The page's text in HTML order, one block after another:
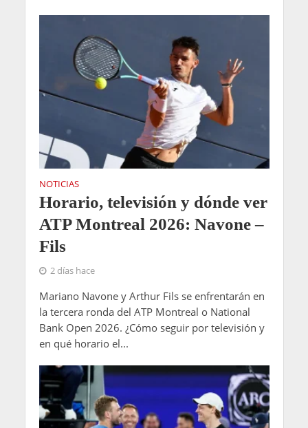
NOTICIAS
Horario, televisión y dónde ver
ATP Montreal 2026: Navone –
Fils
2 días hace
Mariano Navone y Arthur Fils se enfrentarán en
la tercera ronda del ATP Montreal o National
Bank Open 2026. ¿Cómo seguir por televisión y
en qué horario el...